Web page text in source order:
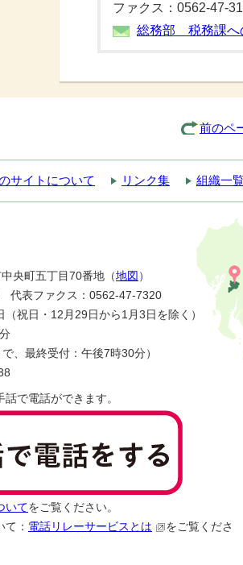
ファクス：0562-47-
総務部 税務課へ
前のペ
サイトについて リンク集 組織一
央町五丁目70番地（地図 ）
代表ファクス：0562-47-7320
祝日・12月29日から1月3日を除く）
、最終受付：午後7時30分）
で電話ができます。
いてをご覧ください。
： 電話リレーサービスとは
をご覧くださ